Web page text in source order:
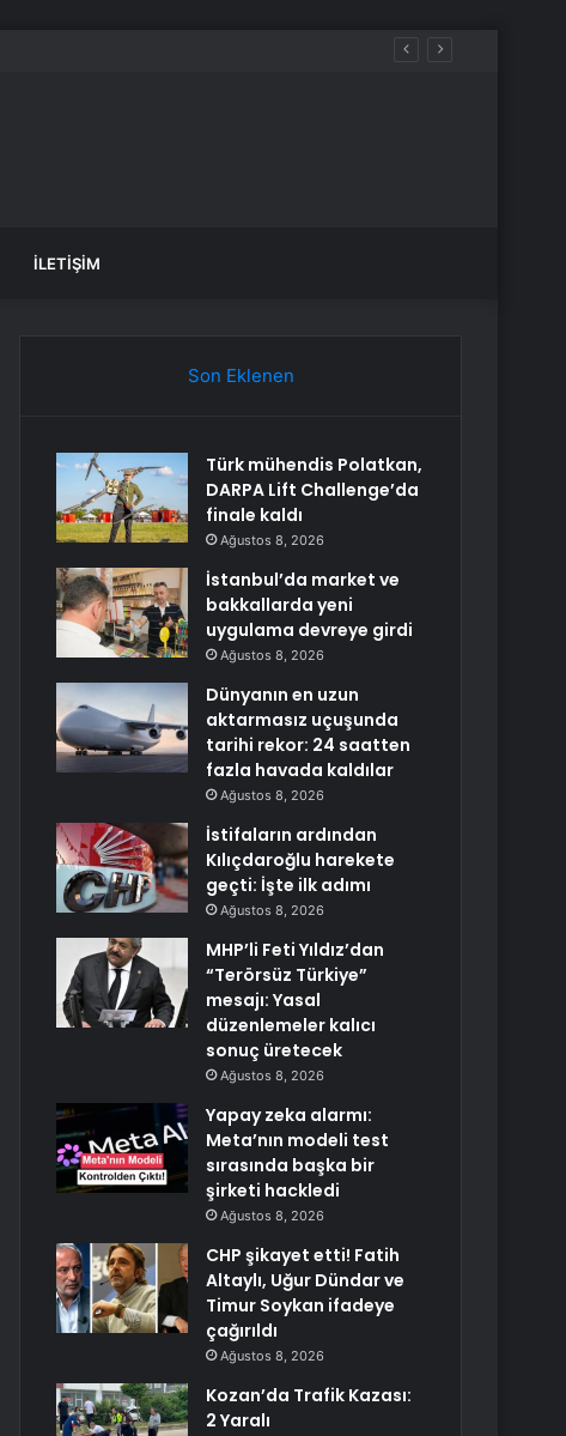
İLETIŞIM
Son Eklenen
Türk mühendis Polatkan,
DARPA Lift Challenge’da
finale kaldı
Ağustos 8, 2026
İstanbul’da market ve
bakkallarda yeni
uygulama devreye girdi
Ağustos 8, 2026
Dünyanın en uzun
aktarmasız uçuşunda
tarihi rekor: 24 saatten
fazla havada kaldılar
Ağustos 8, 2026
İstifaların ardından
Kılıçdaroğlu harekete
geçti: İşte ilk adımı
Ağustos 8, 2026
MHP’li Feti Yıldız’dan
“Terörsüz Türkiye”
mesajı: Yasal
düzenlemeler kalıcı
sonuç üretecek
Ağustos 8, 2026
Yapay zeka alarmı:
Meta’nın modeli test
sırasında başka bir
şirketi hackledi
Ağustos 8, 2026
CHP şikayet etti! Fatih
Altaylı, Uğur Dündar ve
Timur Soykan ifadeye
çağırıldı
Ağustos 8, 2026
Kozan’da Trafik Kazası:
2 Yaralı